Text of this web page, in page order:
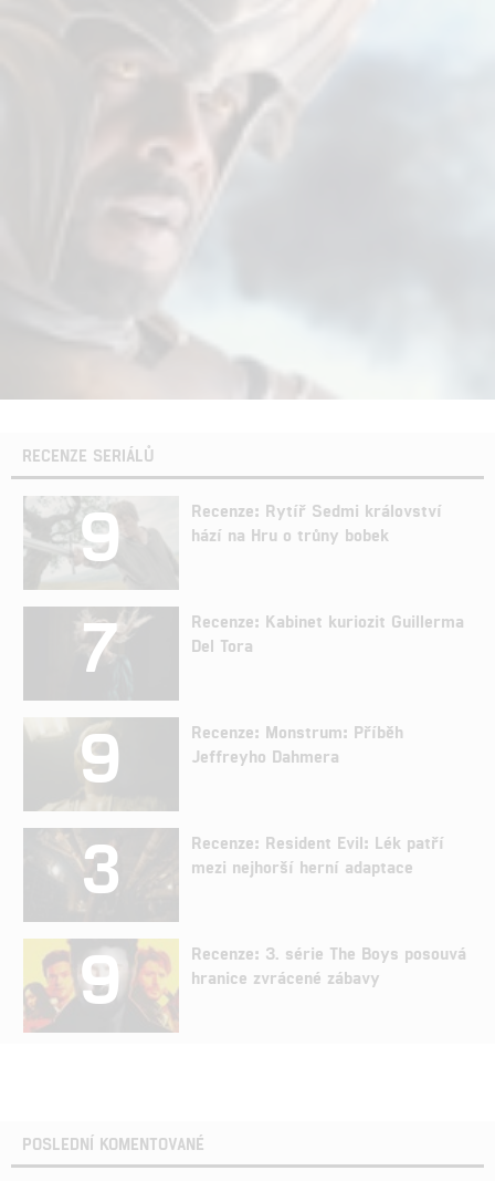
RECENZE SERIÁLŮ
9
Recenze: Rytíř Sedmi království
hází na Hru o trůny bobek
7
Recenze: Kabinet kuriozit Guillerma
Del Tora
9
Recenze: Monstrum: Příběh
Jeffreyho Dahmera
3
Recenze: Resident Evil: Lék patří
mezi nejhorší herní adaptace
9
Recenze: 3. série The Boys posouvá
hranice zvrácené zábavy
POSLEDNÍ KOMENTOVANÉ